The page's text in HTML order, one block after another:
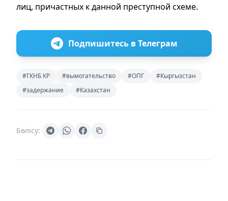
лиц, причастных к данной преступной схеме.
Подпишитесь в Телеграм
#ГКНБ КР #вымогательство #ОПГ
#Кыргызстан
#задержание
#Казахстан
Бөлісу: